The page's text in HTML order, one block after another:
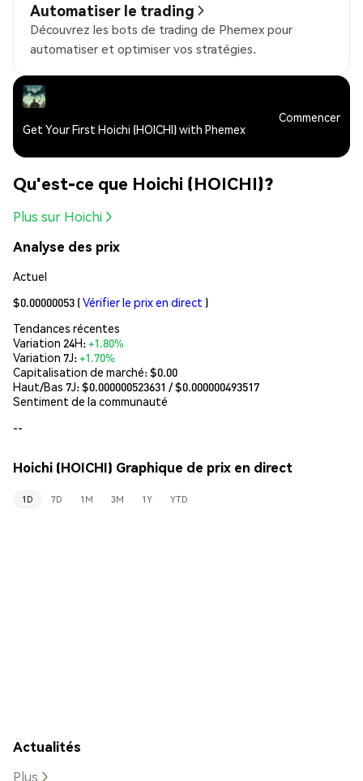
Automatiser le trading
Découvrez les bots de trading de Phemex pour
automatiser et optimiser vos stratégies.
Get Your First Hoichi (HOICHI) with Phemex
Commencer
Qu'est-ce que Hoichi (HOICHI)?
Plus sur Hoichi
Analyse des prix
Actuel
$0.00000053 (Vérifier le prix en direct )
Tendances récentes
Variation 24H:+1.80%
Variation 7J:+1.70%
Capitalisation de marché:$0.00
Haut/Bas 7J: $0.000000523631 / $0.000000493517
Sentiment de la communauté
--
Hoichi (HOICHI) Graphique de prix en direct
1D 7D 1M 3M 1Y YTD
Actualités
Plus